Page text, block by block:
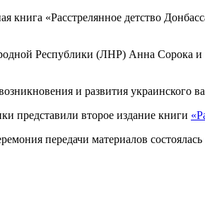
«Расстрелянное детство
Республики (ЛНР) Анна Сорока
и развития украинского
представили второе издание книги
передачи материалов